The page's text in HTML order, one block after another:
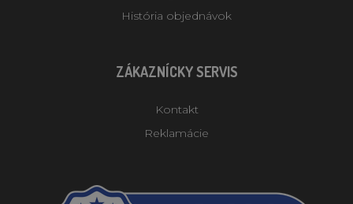
História objednávok
ZÁKAZNÍCKY SERVIS
Kontakt
Reklamácie